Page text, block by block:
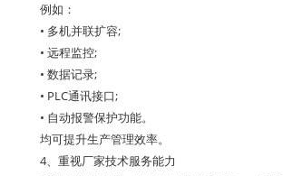
例如：
• 多机并联扩容;
• 远程监控;
• 数据记录;
• PLC通讯接口;
• 自动报警保护功能。
均可提升生产管理效率。
4、重视厂家技术服务能力